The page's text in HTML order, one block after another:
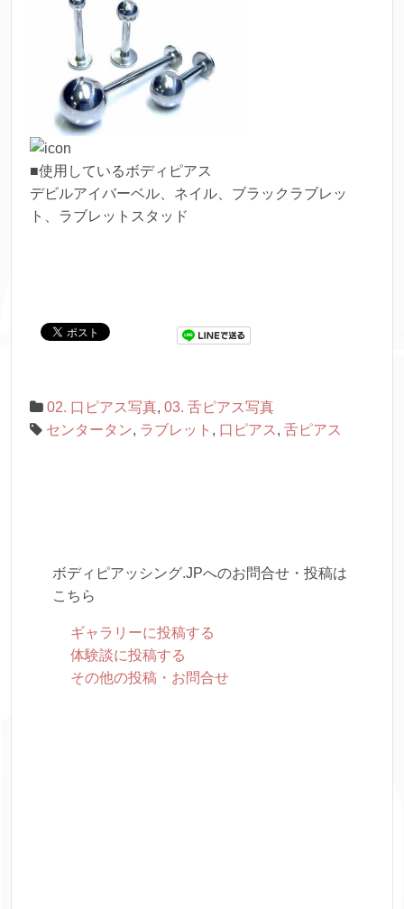
■使用しているボディピアス
デビルアイバーベル、ネイル、ブラックラブレッ
ト、ラブレットスタッド
02. 口ピアス写真, 03. 舌ピアス写真
センタータン, ラブレット , 口ピアス , 舌ピアス
ボディピアッシング.JPへのお問合せ・投稿は
こちら
ギャラリーに投稿する
体験談に投稿する
その他の投稿・お問合せ